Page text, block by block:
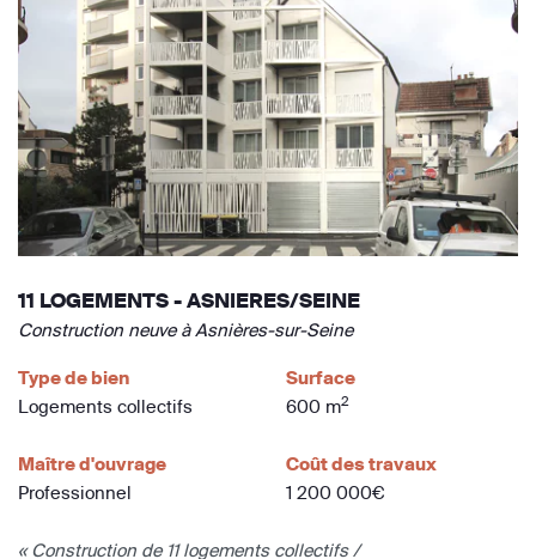
11 LOGEMENTS - ASNIERES/SEINE
Construction neuve à Asnières-sur-Seine
Type de bien
Logements collectifs
Surface
600 m2
Maître d'ouvrage
Professionnel
Coût des travaux
1 200 000€
« Construction de 11 logements collectifs /